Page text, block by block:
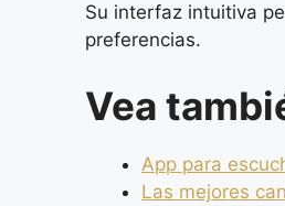
Su interfaz intuitiva
preferencias.
Vea
App para
Las mejores